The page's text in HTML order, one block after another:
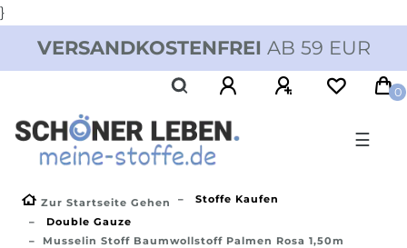
}
VERSANDKOSTENFREI AB 59 EUR
0
☰
Zur Startseite Gehen
Stoffe Kaufen
Double Gauze
Musselin Stoff Baumwollstoff Palmen Rosa 1,50m